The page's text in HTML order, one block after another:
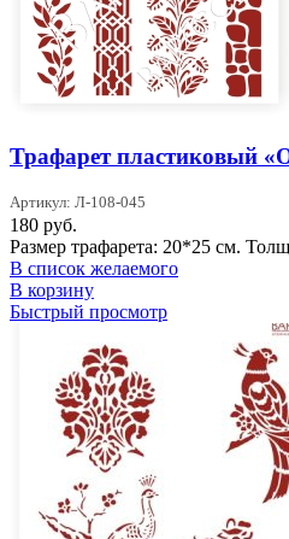
Трафарет пластиковый
Артикул: Л-108-045
180 руб.
Размер трафарета: 20*25 см.
В список желаемого
В корзину
Быстрый просмотр